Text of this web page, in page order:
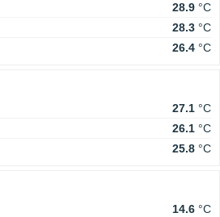
28.9 °C
28.3 °C
26.4 °C
27.1 °C
26.1 °C
25.8 °C
14.6 °C